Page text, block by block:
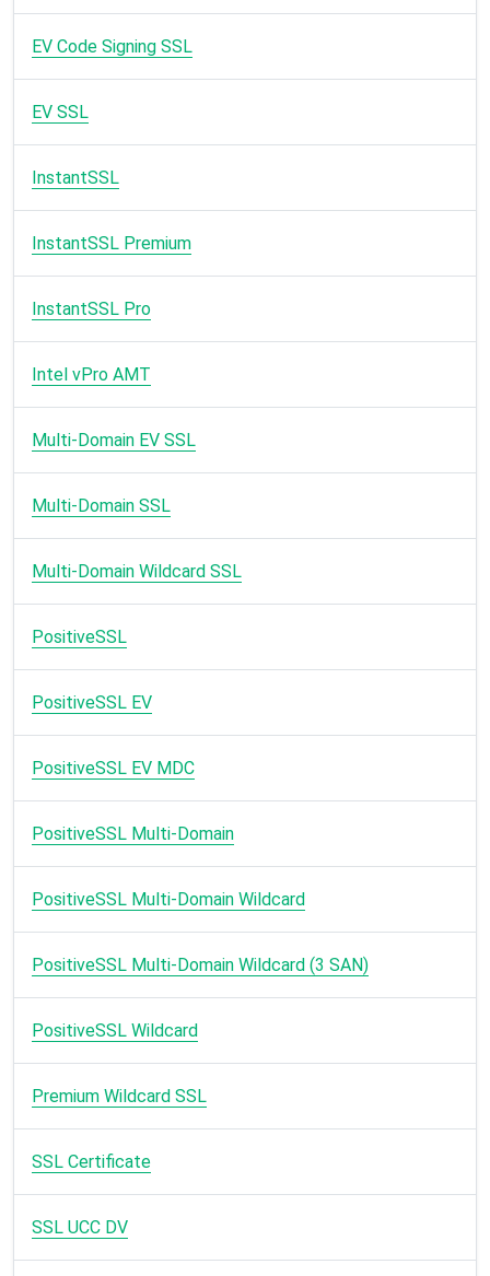
EV Code Signing SSL
EV SSL
InstantSSL
InstantSSL Premium
InstantSSL Pro
Intel vPro AMT
Multi-Domain EV SSL
Multi-Domain SSL
Multi-Domain Wildcard SSL
PositiveSSL
PositiveSSL EV
PositiveSSL EV MDC
PositiveSSL Multi-Domain
PositiveSSL Multi-Domain Wildcard
PositiveSSL Multi-Domain Wildcard (3 SAN)
PositiveSSL Wildcard
Premium Wildcard SSL
SSL Certificate
SSL UCC DV